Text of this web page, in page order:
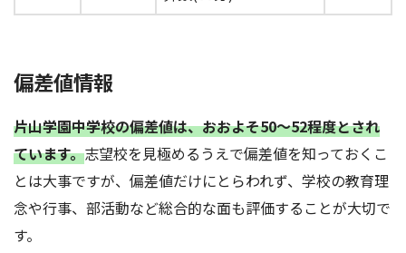
偏差値情報
片山学園中学校の偏差値は、おおよそ50～52程度とされ
ています。志望校を見極めるうえで偏差値を知っておくこ
とは大事ですが、偏差値だけにとらわれず、学校の教育理
念や行事、部活動など総合的な面も評価することが大切で
す。